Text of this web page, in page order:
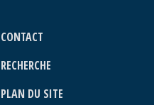
CONTACT
RECHERCHE
PLAN DU SITE